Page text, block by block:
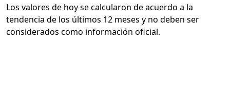
Los valores de hoy se calcularon de acuerdo a la
tendencia de los últimos 12 meses y no deben ser
considerados como información oficial.